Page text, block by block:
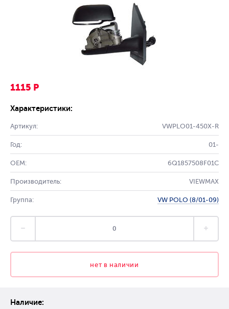
1115 Р
Характеристики:
Артикул: VWPLO01-450X-R
Год: 01-
OEM: 6Q1857508F01C
Производитель: VIEWMAX
Группа: VW POLO (8/01-09)
нет в наличии
Наличие: